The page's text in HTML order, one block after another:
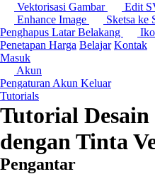
Vektorisasi Gambar Edit
Enhance Image
Sketsa ke
Penghapus Latar Belakang
Penetapan Harga Belajar Kontak
Masuk
Akun
Pengaturan Akun Keluar
Tutorials
Tutorial Desain
dengan Tinta
Pengantar